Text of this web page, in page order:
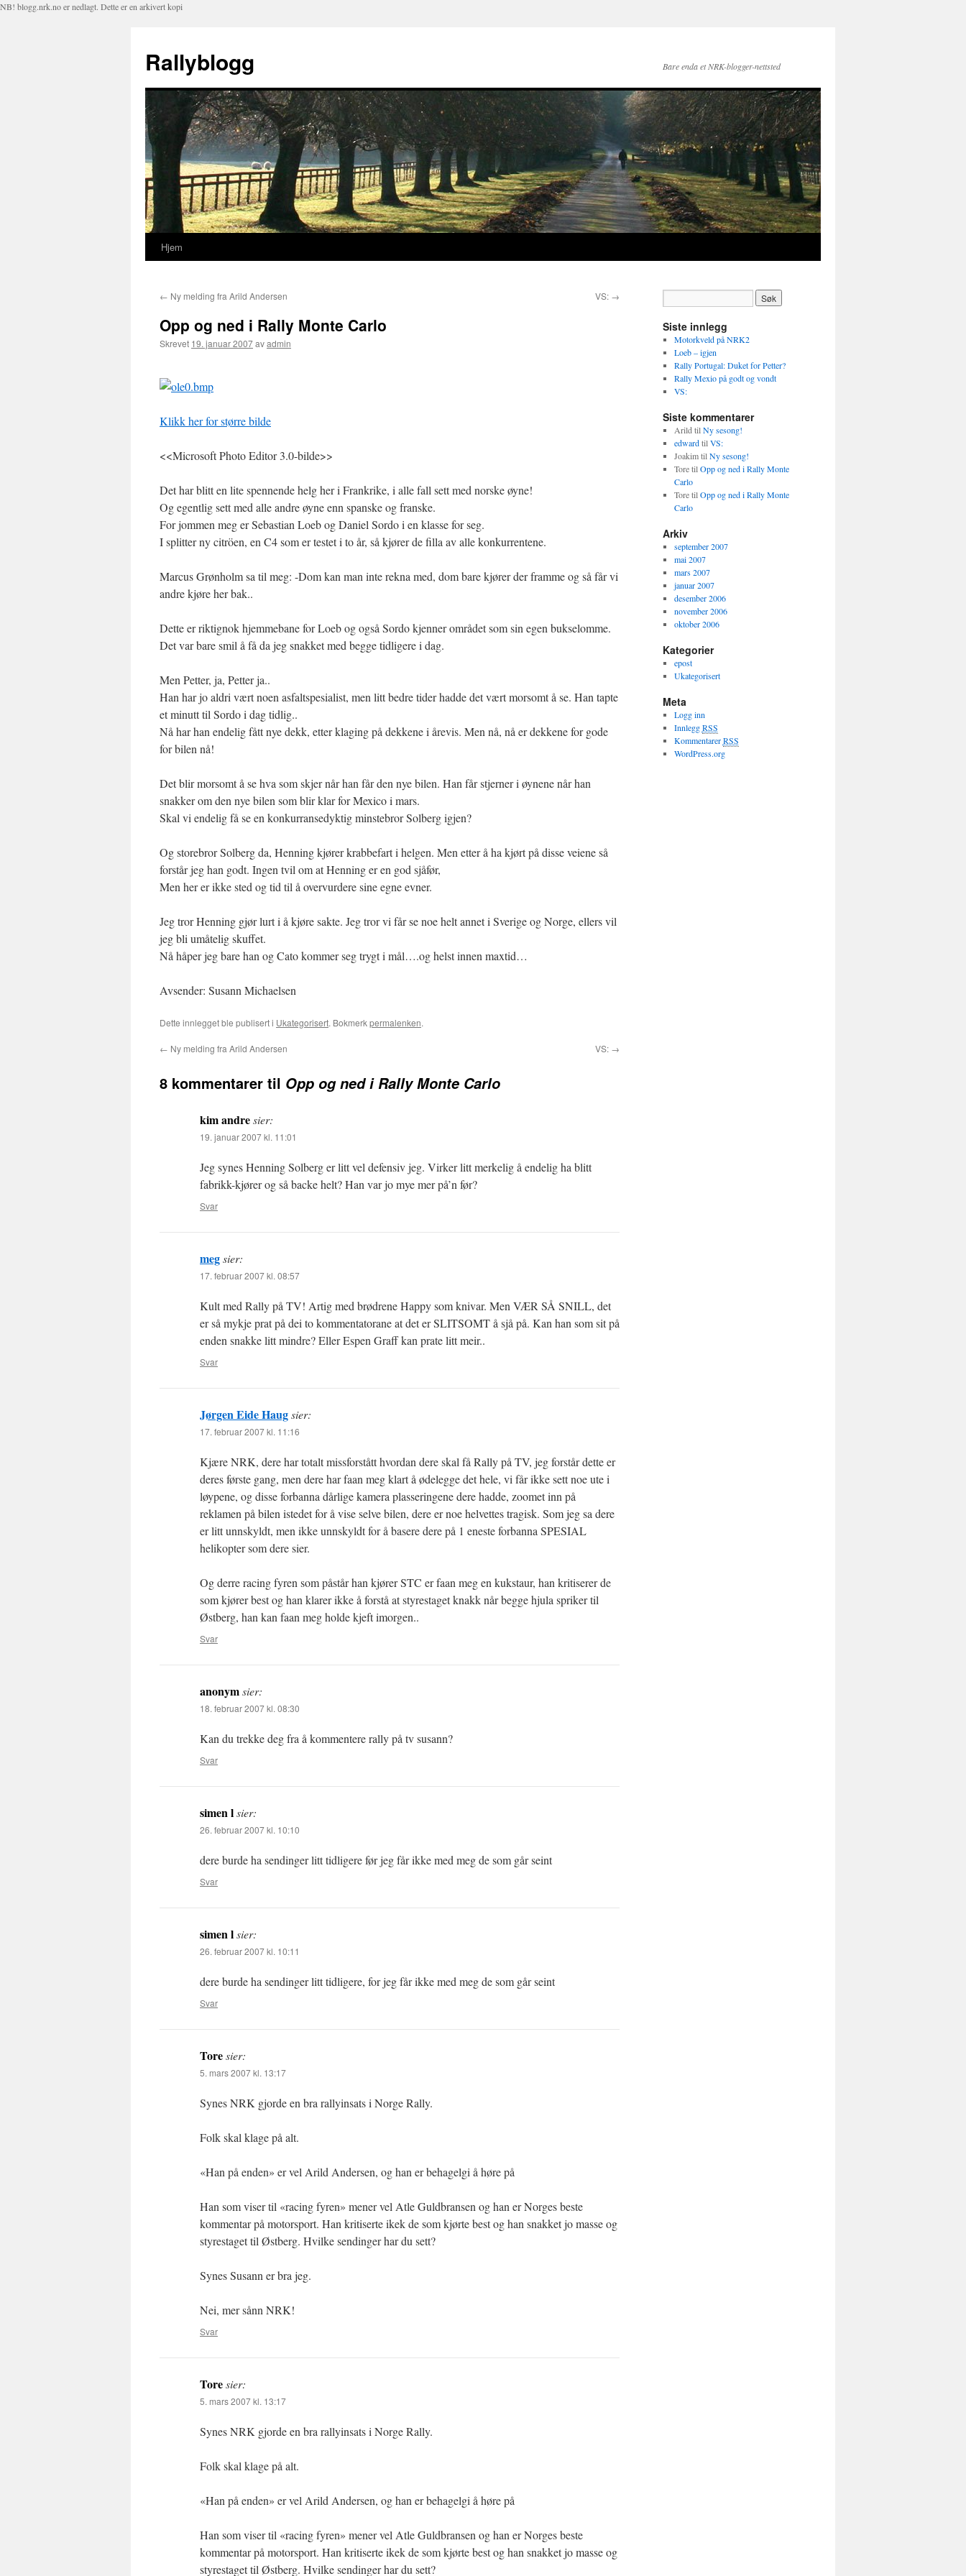
NB! blogg.nrk.no er nedlagt. Dette er en arkivert kopi
Rallyblogg Bare enda et NRK-blogger-nettsted
Hopp
innhold
Hjem
← Ny melding fra Arild Andersen VS: →
Opp og ned i Rally Monte Carlo
Skrevet 19. januar 2007avadmin
Klikk her for større bilde
<<Microsoft Photo Editor 3.0-bilde>>
Det har blitt en lite spennende helg her i Frankrike, i alle fall sett med norske øyne!
Og egentlig sett med alle andre øyne enn spanske og franske.
For jommen meg er Sebastian Loeb og Daniel Sordo i en klasse for seg.
I splitter ny citröen, en C4 som er testet i to år, så kjører de filla av alle konkurrentene.
Marcus Grønholm sa til meg: -Dom kan man inte rekna med, dom bare kjører der framme og så får vi
andre kjøre her bak..
Dette er riktignok hjemmebane for Loeb og også Sordo kjenner området som sin egen bukselomme.
Det var bare smil å få da jeg snakket med begge tidligere i dag.
Men Petter, ja, Petter ja..
Han har jo aldri vært noen asfaltspesialist, men litt bedre tider hadde det vært morsomt å se. Han tapte
et minutt til Sordo i dag tidlig..
Nå har han endelig fått nye dekk, etter klaging på dekkene i årevis. Men nå, nå er dekkene for gode
for bilen nå!
Det blir morsomt å se hva som skjer når han får den nye bilen. Han får stjerner i øynene når han
snakker om den nye bilen som blir klar for Mexico i mars.
Skal vi endelig få se en konkurransedyktig minstebror Solberg igjen?
Og storebror Solberg da, Henning kjører krabbefart i helgen. Men etter å ha kjørt på disse veiene så
forstår jeg han godt. Ingen tvil om at Henning er en god sjåfør,
Men her er ikke sted og tid til å overvurdere sine egne evner.
Jeg tror Henning gjør lurt i å kjøre sakte. Jeg tror vi får se noe helt annet i Sverige og Norge, ellers vil
jeg bli umåtelig skuffet.
Nå håper jeg bare han og Cato kommer seg trygt i mål….og helst innen maxtid…
Avsender: Susann Michaelsen
Dette innlegget ble publisert i Ukategorisert. Bokmerkpermalenken.
← Ny melding fra Arild Andersen VS: →
8 kommentarer til Opp og ned i Rally Monte Carlo
kim andresier:
19. januar 2007 kl. 11:01
Jeg synes Henning Solberg er litt vel defensiv jeg. Virker litt merkelig å endelig ha blitt
fabrikk-kjører og så backe helt? Han var jo mye mer på’n før?
Svar
megsier:
17. februar 2007 kl. 08:57
Kult med Rally på TV! Artig med brødrene Happy som knivar. Men VÆR SÅ SNILL, det
er så mykje prat på dei to kommentatorane at det er SLITSOMT å sjå på. Kan han som sit på
enden snakke litt mindre? Eller Espen Graff kan prate litt meir..
Svar
Jørgen Eide Haugsier:
17. februar 2007 kl. 11:16
Kjære NRK, dere har totalt missforstått hvordan dere skal få Rally på TV, jeg forstår dette er
deres første gang, men dere har faan meg klart å ødelegge det hele, vi får ikke sett noe ute i
løypene, og disse forbanna dårlige kamera plasseringene dere hadde, zoomet inn på
reklamen på bilen istedet for å vise selve bilen, dere er noe helvettes tragisk. Som jeg sa dere
er litt unnskyldt, men ikke unnskyldt for å basere dere på 1 eneste forbanna SPESIAL
helikopter som dere sier.
Og derre racing fyren som påstår han kjører STC er faan meg en kukstaur, han kritiserer de
som kjører best og han klarer ikke å forstå at styrestaget knakk når begge hjula spriker til
Østberg, han kan faan meg holde kjeft imorgen..
Svar
anonymsier:
18. februar 2007 kl. 08:30
Kan du trekke deg fra å kommentere rally på tv susann?
Svar
simen lsier:
26. februar 2007 kl. 10:10
dere burde ha sendinger litt tidligere før jeg får ikke med meg de som går seint
Svar
simen lsier:
26. februar 2007 kl. 10:11
dere burde ha sendinger litt tidligere, for jeg får ikke med meg de som går seint
Svar
Toresier:
5. mars 2007 kl. 13:17
Synes NRK gjorde en bra rallyinsats i Norge Rally.
Folk skal klage på alt.
«Han på enden» er vel Arild Andersen, og han er behagelgi å høre på
Han som viser til «racing fyren» mener vel Atle Guldbransen og han er Norges beste
kommentar på motorsport. Han kritiserte ikek de som kjørte best og han snakket jo masse og
styrestaget til Østberg. Hvilke sendinger har du sett?
Synes Susann er bra jeg.
Nei, mer sånn NRK!
Svar
Toresier:
5. mars 2007 kl. 13:17
Synes NRK gjorde en bra rallyinsats i Norge Rally.
Folk skal klage på alt.
«Han på enden» er vel Arild Andersen, og han er behagelgi å høre på
Han som viser til «racing fyren» mener vel Atle Guldbransen og han er Norges beste
kommentar på motorsport. Han kritiserte ikek de som kjørte best og han snakket jo masse og
styrestaget til Østberg. Hvilke sendinger har du sett?
Siste innlegg
Motorkveld på NRK2
Loeb – igjen
Rally Portugal: Duket for Petter?
Rally Mexio på godt og vondt
VS:
Siste kommentarer
Arild tilNy sesong!
edwardtilVS:
JoakimtilNy sesong!
ToretilOpp og ned i Rally Monte
Carlo
ToretilOpp og ned i Rally Monte
Carlo
Arkiv
september 2007
mai 2007
mars 2007
januar 2007
desember 2006
november 2006
oktober 2006
Kategorier
epost
Ukategorisert
Meta
Logg inn
InnleggRSS
KommentarerRSS
WordPress.org